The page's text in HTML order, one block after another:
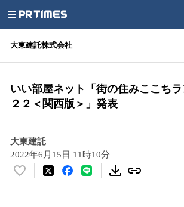
大東建託株式会社
いい部屋ネット「街の住みここち
２２＜関西版＞」発表
大東建託
2022年6月15日 11時10分
い